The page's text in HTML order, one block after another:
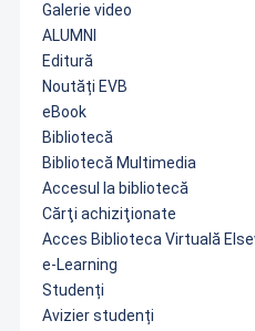
Galerie video
ALUMNI
Editură
Noutăți EVB
eBook
Bibliotecă
Bibliotecă Multimedia
Accesul la bibliotecă
Cărţi achiziţionate
Acces Biblioteca Virtuală
e-Learning
Studenți
Avizier studenți